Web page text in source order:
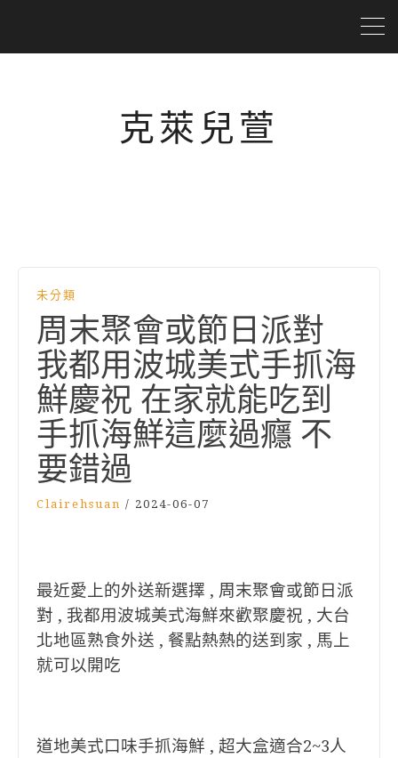
克萊兒萱
未分類
周末聚會或節日派對
我都用波城美式手抓海
鮮慶祝 在家就能吃到
手抓海鮮這麼過癮 不
要錯過
Clairehsuan / 2024-06-07
最近愛上的外送新選擇 , 周末聚會或節日派
對 , 我都用波城美式海鮮來歡聚慶祝 , 大台
北地區熟食外送 , 餐點熱熱的送到家 , 馬上
就可以開吃
道地美式口味手抓海鮮 , 超大盒適合2~3人